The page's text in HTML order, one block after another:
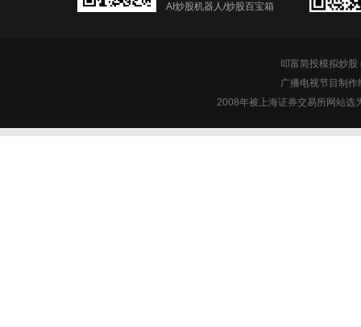
AI炒股机器人/炒股百宝箱
叩富简投模拟炒
广播电视节目制
2008年被上海证券交易所网站选